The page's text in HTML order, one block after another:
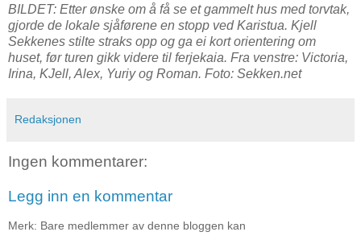
BILDET: Etter ønske om å få se et gammelt hus med torvtak,
gjorde de lokale sjåførene en stopp ved Karistua. Kjell
Sekkenes stilte straks opp og ga ei kort orientering om
huset, før turen gikk videre til ferjekaia. Fra venstre: Victoria,
Irina, KJell, Alex, Yuriy og Roman. Foto: Sekken.net
Redaksjonen
Ingen kommentarer:
Legg inn en kommentar
Merk: Bare medlemmer av denne bloggen kan